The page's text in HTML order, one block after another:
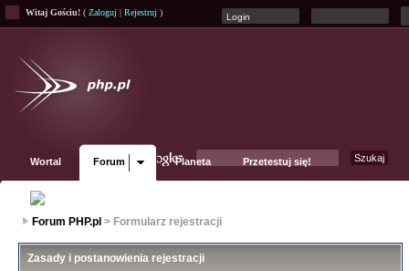
Witaj Gościu! ( Zaloguj | Rejestruj )
Wortal Forum Planeta Przetestuj się!
Forum PHP.pl > Formularz rejestracji
Zasady i postanowienia rejestracji